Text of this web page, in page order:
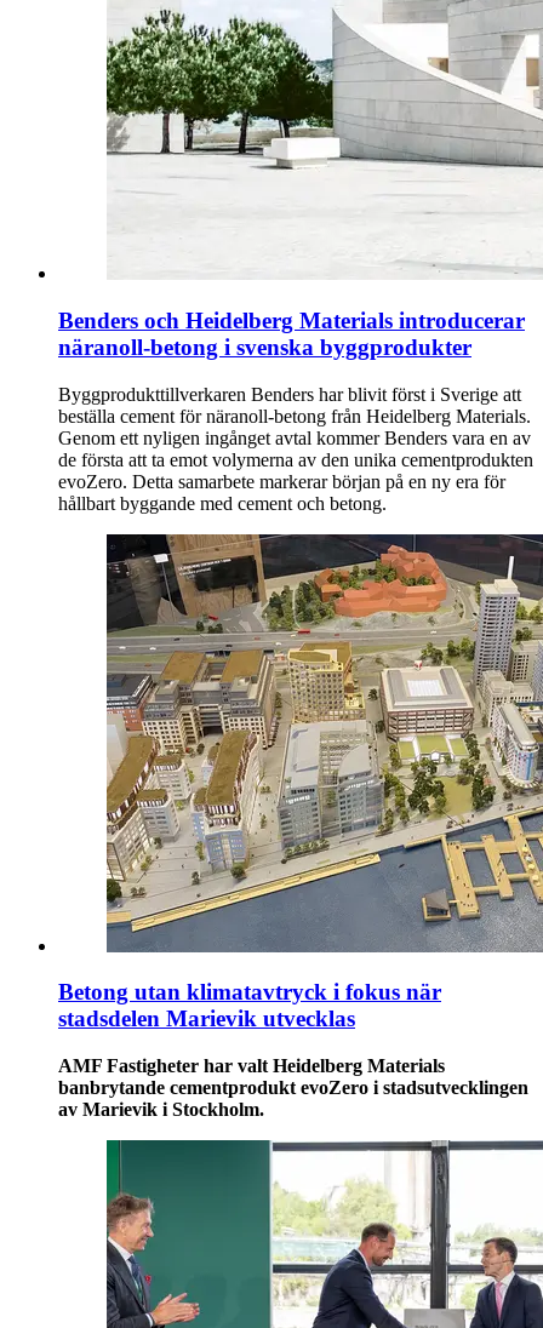
Benders och Heidelberg Materials introducerar
näranoll-betong i svenska byggprodukter
Byggprodukttillverkaren Benders har blivit först i Sverige att
beställa cement för näranoll-betong från Heidelberg Materials.
Genom ett nyligen ingånget avtal kommer Benders vara en av
de första att ta emot volymerna av den unika cementprodukten
evoZero. Detta samarbete markerar början på en ny era för
hållbart byggande med cement och betong.
Betong utan klimatavtryck i fokus när
stadsdelen Marievik utvecklas
AMF Fastigheter har valt Heidelberg Materials
banbrytande cementprodukt evoZero i stadsutvecklingen
av Marievik i Stockholm.